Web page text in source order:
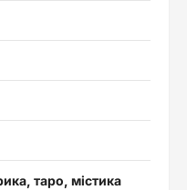
таро, містика